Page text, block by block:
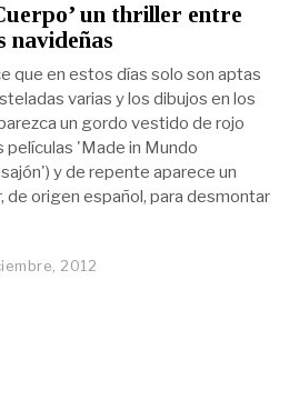
un thriller entre
navideñas
que en estos días solo son aptas
varias y los dibujos en los
un gordo vestido de rojo
películas 'Made in Mundo
y de repente aparece un
de origen español, para desmontar
2012